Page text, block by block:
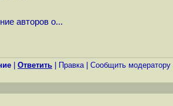
авторов о...
Ответить Правка| Cообщить модератору